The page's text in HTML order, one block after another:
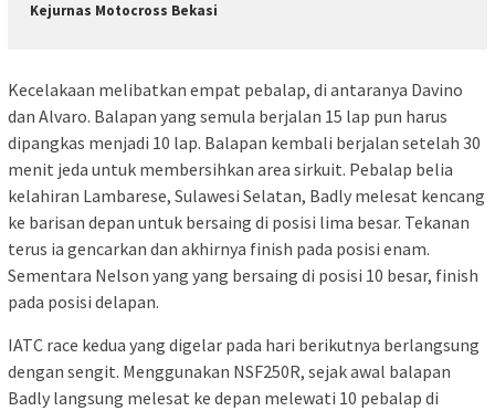
Kejurnas Motocross Bekasi
Kecelakaan melibatkan empat pebalap, di antaranya Davino
dan Alvaro. Balapan yang semula berjalan 15 lap pun harus
dipangkas menjadi 10 lap. Balapan kembali berjalan setelah 30
menit jeda untuk membersihkan area sirkuit. Pebalap belia
kelahiran Lambarese, Sulawesi Selatan, Badly melesat kencang
ke barisan depan untuk bersaing di posisi lima besar. Tekanan
terus ia gencarkan dan akhirnya finish pada posisi enam.
Sementara Nelson yang yang bersaing di posisi 10 besar, finish
pada posisi delapan.
IATC race kedua yang digelar pada hari berikutnya berlangsung
dengan sengit. Menggunakan NSF250R, sejak awal balapan
Badly langsung melesat ke depan melewati 10 pebalap di